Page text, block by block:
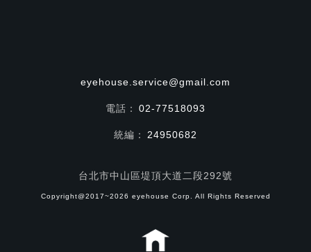
eyehouse.service@gmail.com
電話： 02-77518093
統編： 24950682
台北市中山區堤頂大道二段292號
Copyright@2017~2026 eyehouse Corp. All Rights Reserved